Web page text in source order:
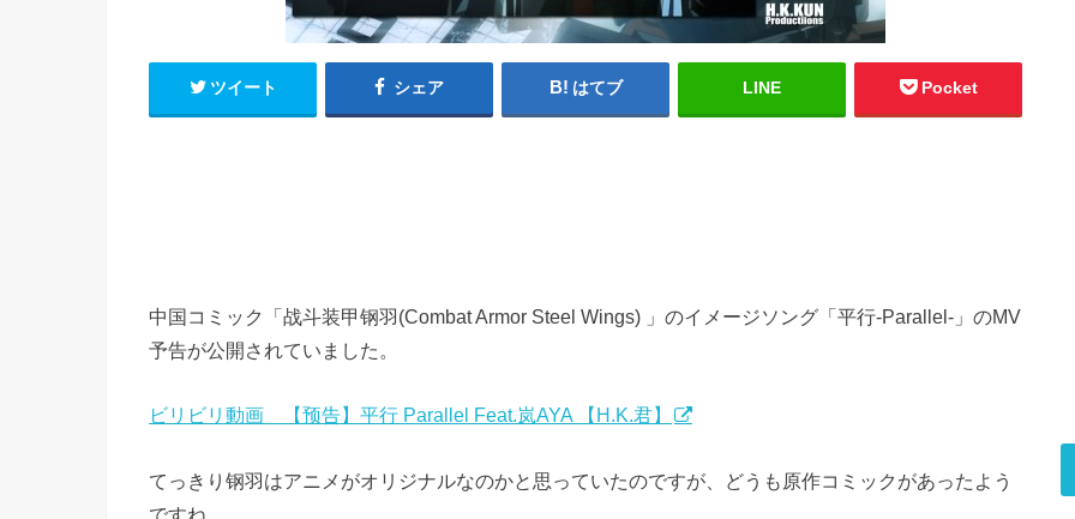
ツイート シェア はてブ LINE Pocket
中国コミック「战斗装甲钢羽(Combat Armor Steel Wings) 」のイメージソング「平行-Parallel-」のMV
予告が公開されていました。
ビリビリ動画 【预告】平行 Parallel Feat.岚AYA 【H.K.君】
てっきり钢羽はアニメがオリジナルなのかと思っていたのですが、どうも原作コミックがあったよう
ですね。